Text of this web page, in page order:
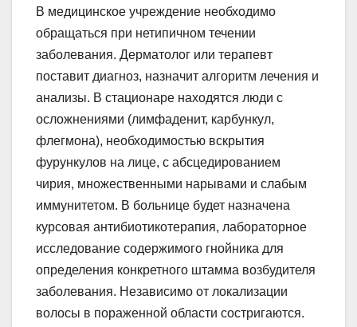
В медицинское учреждение необходимо
обращаться при нетипичном течении
заболевания. Дерматолог или терапевт
поставит диагноз, назначит алгоритм лечения и
анализы. В стационаре находятся люди с
осложнениями (лимфаденит, карбункул,
флегмона), необходимостью вскрытия
фурункулов на лице, с абсцедированием
чирия, множественными нарывами и слабым
иммунитетом. В больнице будет назначена
курсовая антибиотикотерапия, лабораторное
исследование содержимого гнойника для
определения конкретного штамма возбудителя
заболевания. Независимо от локализации
волосы в пораженной области состригаются.